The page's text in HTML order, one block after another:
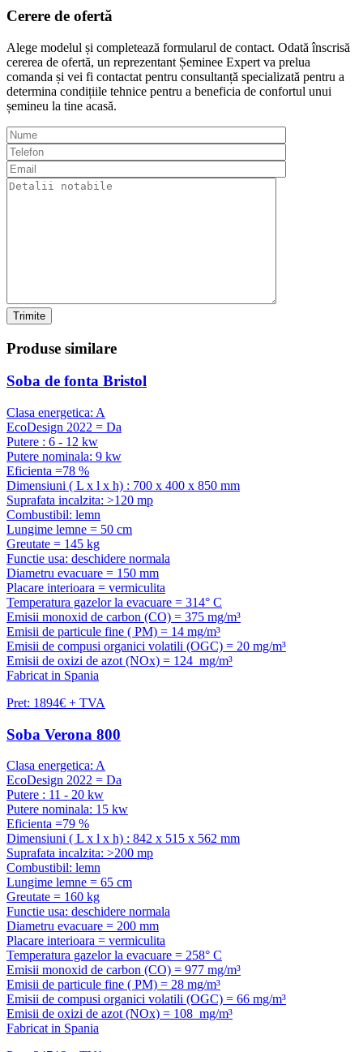
Cerere de ofertă
Alege modelul și completează formularul de contact. Odată înscrisă
cererea de ofertă, un reprezentant Șeminee Expert va prelua
comanda și vei fi contactat pentru consultanță specializată pentru a
determina condițiile tehnice pentru a beneficia de confortul unui
șemineu la tine acasă.
Trimite
Produse similare
Soba de fonta Bristol
Clasa energetica: A
EcoDesign 2022 = Da
Putere : 6 - 12 kw
Putere nominala: 9 kw
Eficienta =78 %
Dimensiuni ( L x l x h) : 700 x 400 x 850 mm
Suprafata incalzita: >120 mp
Combustibil: lemn
Lungime lemne = 50 cm
Greutate = 145 kg
Functie usa: deschidere normala
Diametru evacuare = 150 mm
Placare interioara = vermiculita
Temperatura gazelor la evacuare = 314° C
Emisii monoxid de carbon (CO) = 375 mg/m³
Emisii de particule fine ( PM) = 14 mg/m³
Emisii de compusi organici volatili (OGC) = 20 mg/m³
Emisii de oxizi de azot (NOx) = 124 mg/m³
Fabricat in Spania
Pret: 1894€ + TVA
Soba Verona 800
Clasa energetica: A
EcoDesign 2022 = Da
Putere : 11 - 20 kw
Putere nominala: 15 kw
Eficienta =79 %
Dimensiuni ( L x l x h) : 842 x 515 x 562 mm
Suprafata incalzita: >200 mp
Combustibil: lemn
Lungime lemne = 65 cm
Greutate = 160 kg
Functie usa: deschidere normala
Diametru evacuare = 200 mm
Placare interioara = vermiculita
Temperatura gazelor la evacuare = 258° C
Emisii monoxid de carbon (CO) = 977 mg/m³
Emisii de particule fine ( PM) = 28 mg/m³
Emisii de compusi organici volatili (OGC) = 66 mg/m³
Emisii de oxizi de azot (NOx) = 108 mg/m³
Fabricat in Spania